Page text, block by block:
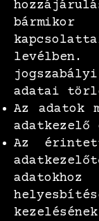
levélben.
adatai
Az adatok
adatkezelő
Az